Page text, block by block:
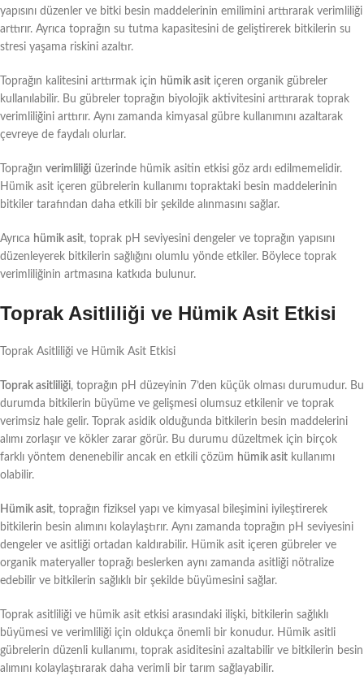
yapısını düzenler ve bitki besin maddelerinin emilimini arttırarak verimliliği
arttırır. Ayrıca toprağın su tutma kapasitesini de geliştirerek bitkilerin su
stresi yaşama riskini azaltır.
Toprağın kalitesini arttırmak için hümik asit içeren organik gübreler
kullanılabilir. Bu gübreler toprağın biyolojik aktivitesini arttırarak toprak
verimliliğini arttırır. Aynı zamanda kimyasal gübre kullanımını azaltarak
çevreye de faydalı olurlar.
Toprağın verimliliği üzerinde hümik asitin etkisi göz ardı edilmemelidir.
Hümik asit içeren gübrelerin kullanımı topraktaki besin maddelerinin
bitkiler tarafından daha etkili bir şekilde alınmasını sağlar.
Ayrıca hümik asit, toprak pH seviyesini dengeler ve toprağın yapısını
düzenleyerek bitkilerin sağlığını olumlu yönde etkiler. Böylece toprak
verimliliğinin artmasına katkıda bulunur.
Toprak Asitliliği ve Hümik Asit Etkisi
Toprak Asitliliği ve Hümik Asit Etkisi
Toprak asitliliği, toprağın pH düzeyinin 7’den küçük olması durumudur. Bu
durumda bitkilerin büyüme ve gelişmesi olumsuz etkilenir ve toprak
verimsiz hale gelir. Toprak asidik olduğunda bitkilerin besin maddelerini
alımı zorlaşır ve kökler zarar görür. Bu durumu düzeltmek için birçok
farklı yöntem denenebilir ancak en etkili çözüm hümik asit kullanımı
olabilir.
Hümik asit, toprağın fiziksel yapı ve kimyasal bileşimini iyileştirerek
bitkilerin besin alımını kolaylaştırır. Aynı zamanda toprağın pH seviyesini
dengeler ve asitliği ortadan kaldırabilir. Hümik asit içeren gübreler ve
organik materyaller toprağı beslerken aynı zamanda asitliği nötralize
edebilir ve bitkilerin sağlıklı bir şekilde büyümesini sağlar.
Toprak asitliliği ve hümik asit etkisi arasındaki ilişki, bitkilerin sağlıklı
büyümesi ve verimliliği için oldukça önemli bir konudur. Hümik asitli
gübrelerin düzenli kullanımı, toprak asiditesini azaltabilir ve bitkilerin besin
alımını kolaylaştırarak daha verimli bir tarım sağlayabilir.